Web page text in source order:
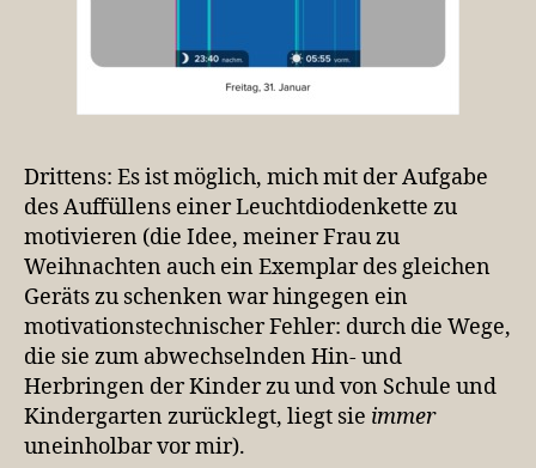
Drittens: Es ist möglich, mich mit der Aufgabe
des Auffüllens einer Leuchtdiodenkette zu
motivieren (die Idee, meiner Frau zu
Weihnachten auch ein Exemplar des gleichen
Geräts zu schenken war hingegen ein
motivationstechnischer Fehler: durch die Wege,
die sie zum abwechselnden Hin- und
Herbringen der Kinder zu und von Schule und
Kindergarten zurücklegt, liegt sie immer
uneinholbar vor mir).